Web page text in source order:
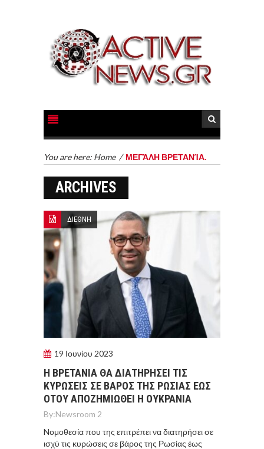
You are here: Home / ΜΕΓΆΛΗ ΒΡΕΤΑΝΊΑ.
ARCHIVES
ΔΙΕΘΝΗ
19 Ιουνίου 2023
Η ΒΡΕΤΑΝΙΑ ΘΑ ΔΙΑΤΗΡΗΣΕΙ ΤΙΣ
ΚΥΡΩΣΕΙΣ ΣΕ ΒΑΡΟΣ ΤΗΣ ΡΩΣΙΑΣ ΕΩΣ
ΟΤΟΥ ΑΠΟΖΗΜΙΩΘΕΙ Η ΟΥΚΡΑΝΙΑ
By:Newsroom 2
Nομοθεσία που της επιτρέπει να διατηρήσει σε
ισχύ τις κυρώσεις σε βάρος της Ρωσίας έως